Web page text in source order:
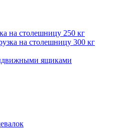
на столешницу 250 кг
на столешницу 300 кг
ящиками